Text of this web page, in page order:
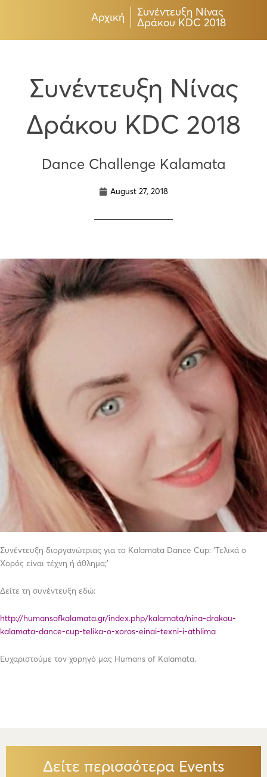
Αρχική Συνέντευξη Νίνας
Δράκου KDC 2018
Συνέντευξη Νίνας
Δράκου KDC 2018
Dance Challenge Kalamata
August 27, 2018
Συνέντευξη διοργανώτριας για το Kalamata Dance Cup: ‘Τελικά ο
Χορός είναι τέχνη ή άθλημα;’
Δείτε τη συνέντευξη εδώ:
http://humansofkalamata.gr/index.php/kalamata/nina-drakou-
kalamata-dance-cup-telika-o-xoros-einai-texni-i-athlima
Ευχαριστούμε τον χορηγό μας Humans of Kalamata.
Δείτε περισσότερα Events